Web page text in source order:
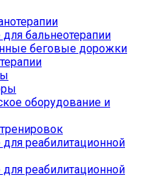
бальнеотерапии
беговые дорожки
оборудование и
реабилитационной
реабилитационной